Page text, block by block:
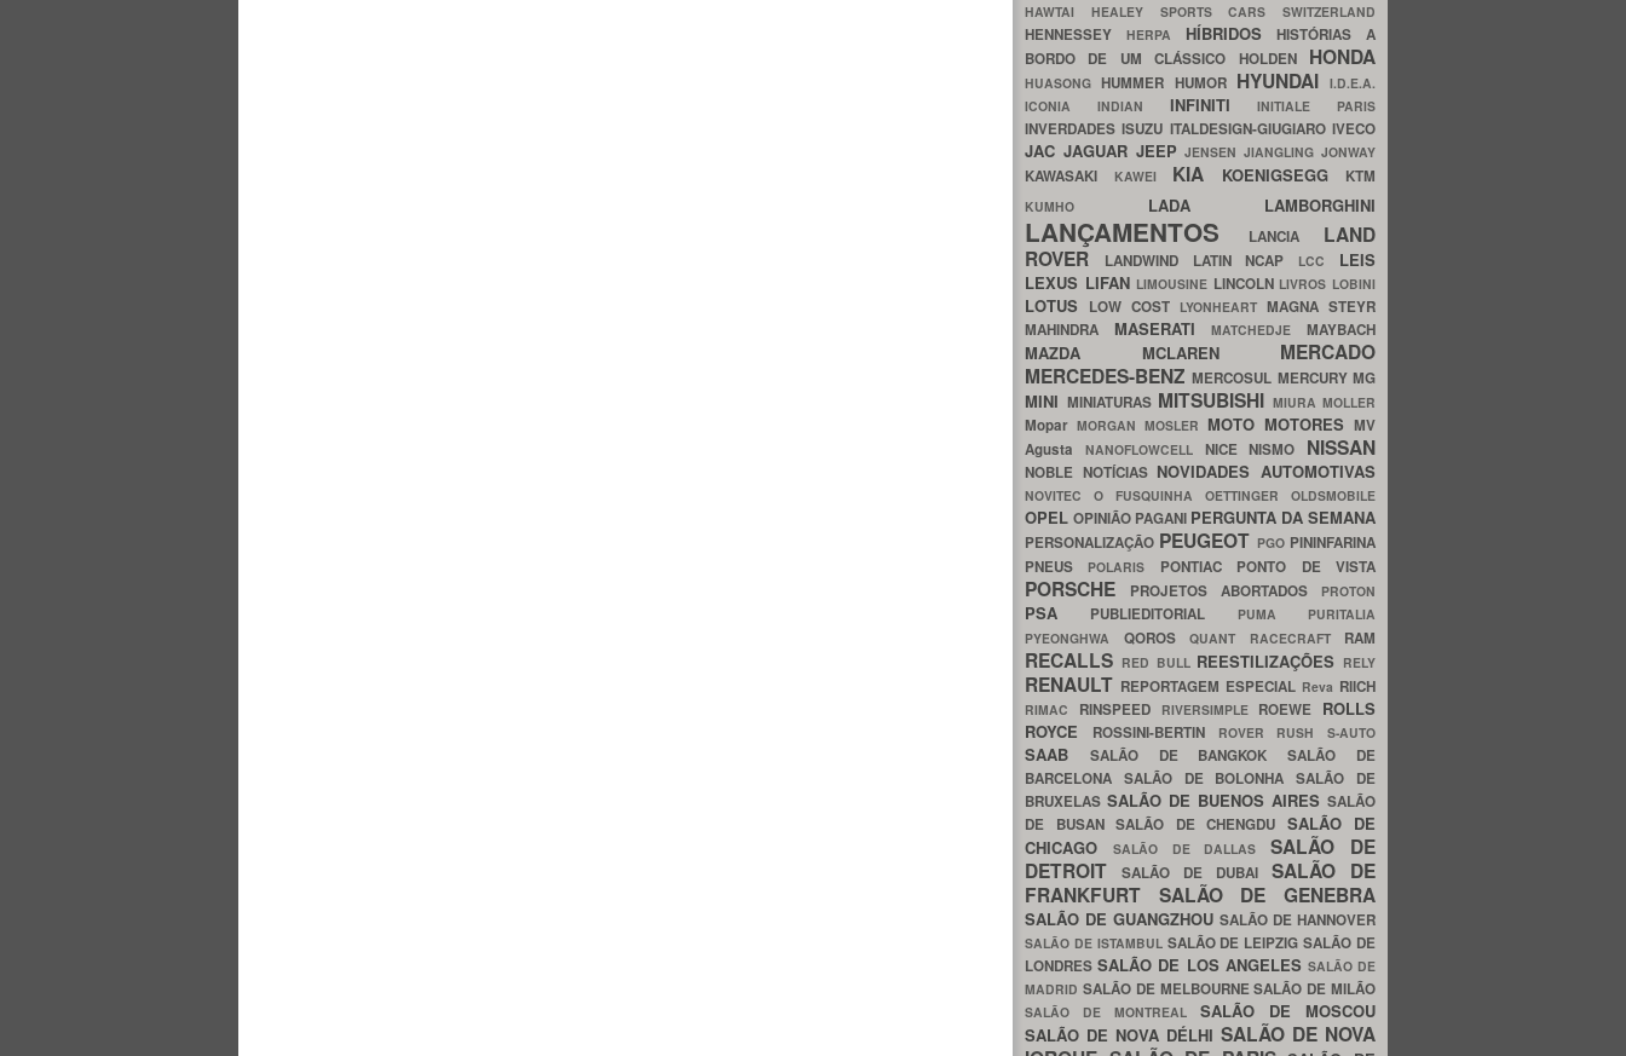
HAWTAI HEALEY SPORTS CARS SWITZERLAND
HENNESSEY HERPA HÍBRIDOSHISTÓRIAS A
BORDO DE UM CLÁSSICO HOLDEN HONDA
HUASONGHUMMER HUMOR HYUNDAI I.D.E.A.
ICONIA INDIAN INFINITIINITIALE PARIS
INVERDADESISUZU ITALDESIGN-GIUGIAROIVECO
JAC JAGUAR JEEPJENSENJIANGLINGJONWAY
KAWASAKI KAWEI KIA KOENIGSEGG KTM
KUMHO LADA LAMBORGHINI
LANÇAMENTOS LANCIA LAND
ROVER
LANDWIND LATIN NCAP LCC LEIS
LEXUS LIFAN LIMOUSINE LINCOLN LIVROS LOBINI
LOTUS LOW COST LYONHEART MAGNA STEYR
MAHINDRA MASERATIMATCHEDJEMAYBACH
MAZDA MCLAREN MERCADO
MERCEDES-BENZMERCOSUL MERCURYMG
MINI MINIATURAS MITSUBISHI MIURA MOLLER
Mopar MORGAN MOSLER MOTO MOTORES MV
Agusta NANOFLOWCELL NICENISMO NISSAN
NOBLE NOTÍCIAS NOVIDADES AUTOMOTIVAS
NOVITEC O FUSQUINHA OETTINGER OLDSMOBILE
OPEL OPINIÃO PAGANI PERGUNTA DA SEMANA
PERSONALIZAÇÃO PEUGEOT PGO PININFARINA
PNEUS
POLARIS PONTIAC PONTO DE VISTA
PORSCHE PROJETOS ABORTADOS PROTON
PSA PUBLIEDITORIAL PUMA PURITALIA
PYEONGHWA QOROS QUANT RACECRAFT RAM
RECALLS RED BULL REESTILIZAÇÕES RELY
RENAULT REPORTAGEM ESPECIAL Reva RIICH
RIMAC RINSPEED RIVERSIMPLE ROEWE ROLLS
ROYCE
ROSSINI-BERTIN ROVER RUSH S-AUTO
SAAB SALÃO DE BANGKOKSALÃO DE
BARCELONA SALÃO DE BOLONHASALÃO DE
BRUXELAS SALÃO DE BUENOS AIRES SALÃO
DE BUSAN SALÃO DE CHENGDU SALÃO DE
CHICAGO
SALÃO DE DALLASSALÃO DE
DETROIT
SALÃO DE DUBAI SALÃO DE
FRANKFURT SALÃO DE GENEBRA
SALÃO DE GUANGZHOU SALÃO DE HANNOVER
SALÃO DE ISTAMBUL SALÃO DE LEIPZIGSALÃO DE
LONDRESSALÃO DE LOS ANGELES SALÃO DE
MADRID SALÃO DE MELBOURNESALÃO DE MILÃO
SALÃO DE MONTREAL SALÃO DE MOSCOU
SALÃO DE NOVA DÉLHI SALÃO DE NOVA